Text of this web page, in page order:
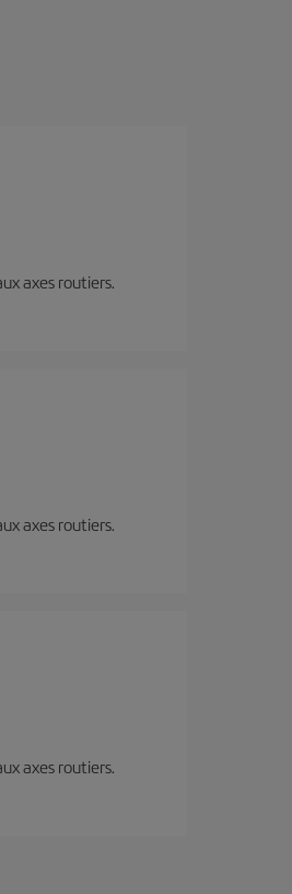
axes routiers.
axes routiers.
axes routiers.